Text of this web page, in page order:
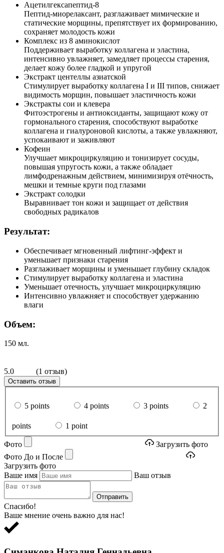
Ацетилгексапептид-8
Пептид-миорелаксант, разглаживает мимические и
статические морщины, препятствует их формированию,
сохраняет молодость кожи
Комплекс из 8 аминокислот
Поддерживает выработку коллагена и эластина,
интенсивно увлажняет, замедляет процессы старения,
делает кожу более гладкой и упругой
Экстракт центеллы азиатской
Стимулирует выработку коллагена I и III типов, снижает
видимость морщин, повышает эластичность кожи
Экстракты сои и клевера
Фитоэстрогены и антиоксиданты, защищают кожу от
гормонального старения, способствуют выработке
коллагена и гиалуроновой кислоты, а также увлажняют,
успокаивают и заживляют
Кофеин
Улучшает микроциркуляцию и тонизирует сосуды,
повышая упругость кожи, а также обладает
лимфодренажным действием, минимизируя отёчность,
мешки и темные круги под глазами
Экстракт солодки
Выравнивает тон кожи и защищает от действия
свободных радикалов
Результат:
Обеспечивает мгновенный лифтинг-эффект и
уменьшает признаки старения
Разглаживает морщины и уменьшает глубину складок
Стимулирует выработку коллагена и эластина
Уменьшает отечность, улучшает микроциркуляцию
Интенсивно увлажняет и способствует удержанию
влаги
Объем:
150 мл.
5.0 (1 отзыв)
Оставить отзыв
5 points 4 points 3 points 2
points 1 point
Фото
Загрузить фото
Фото До и После
Загрузить фото
Ваше имя
Ваш отзыв
Отправить
Спасибо!
Ваше мнение очень важно для нас!